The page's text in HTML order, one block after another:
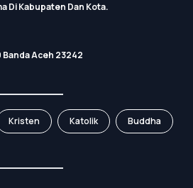
Di Kabupaten Dan Kota.
Banda Aceh 23242
Kristen Katolik Buddha